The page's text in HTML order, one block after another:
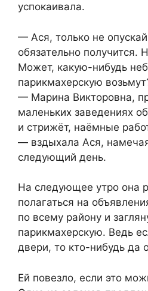
успокаивала.
— Ася, только не
обязательно получится.
Может, какую-нибудь
парикмахерскую
— Марина Викторовна,
маленьких заведениях
и стрижёт, наёмные
— вздыхала Ася,
следующий день.
На следующее утро она
полагаться на
по всему району и
парикмахерскую. Ведь
двери, то кто-нибудь да
Ей повезло, если это